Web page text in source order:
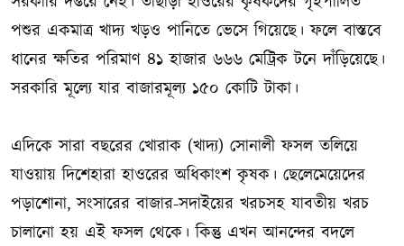
পশুর একমাত্র খাদ্য খড়ও পানিতে ভেসে গিয়েছে। ফলে বাস্তবে
ধানের ক্ষতির পরিমাণ ৪১ হাজার ৬৬৬ মেট্রিক টনে দাঁড়িয়েছে।
সরকারি মূল্যে যার বাজারমূল্য ১৫০ কোটি টাকা।
এদিকে সারা বছরের খোরাক (খাদ্য) সোনালী ফসল তলিয়ে
যাওয়ায় দিশেহারা হাওরের অধিকাংশ কৃষক। ছেলেমেয়েদের
পড়াশোনা, সংসারের বাজার-সদাইয়ের খরচসহ যাবতীয় খরচ
চালানো হয় এই ফসল থেকে। কিন্তু এখন আনন্দের বদলে